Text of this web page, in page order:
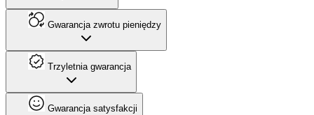
Gwarancja zwrotu pieniędzy
Trzyletnia gwarancja
Gwarancja satysfakcji